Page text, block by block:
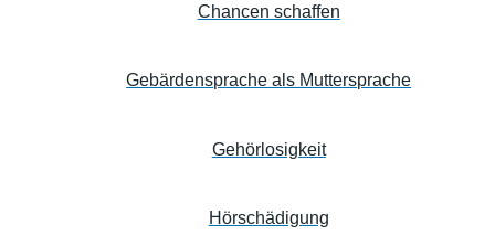
Chancen schaffen
Gebärdensprache als Muttersprache
Gehörlosigkeit
Hörschädigung